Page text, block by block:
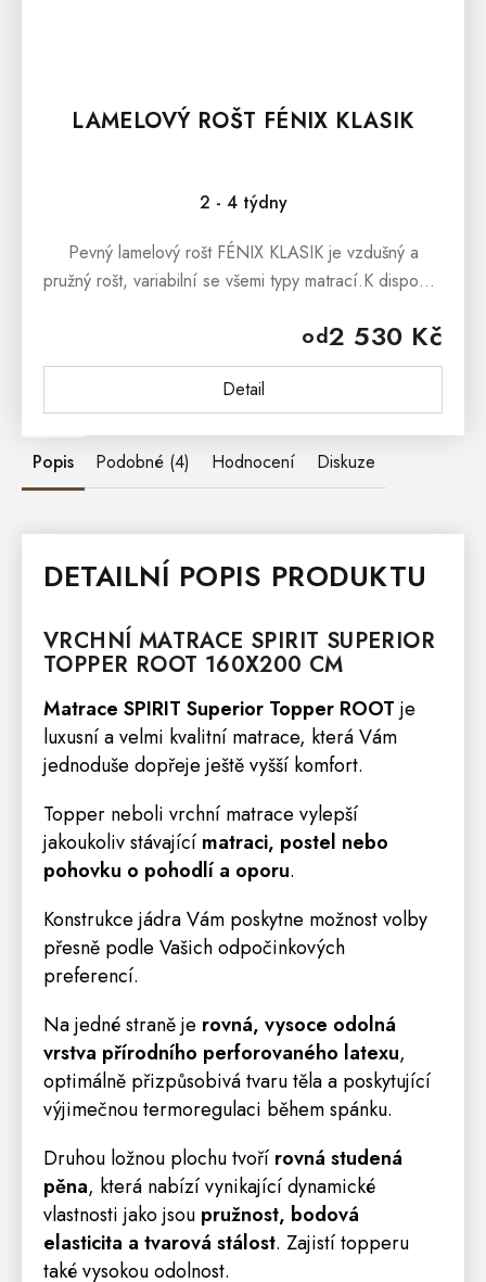
LAMELOVÝ ROŠT FÉNIX KLASIK
2 - 4 týdny
od2 530 Kč
Detail
Pevný lamelový rošt FÉNIX KLASIK je vzdušný a
pružný rošt, variabilní se všemi typy matrací.K dispozici
Popis Podobné (4) Hodnocení Diskuze
DETAILNÍ POPIS PRODUKTU
VRCHNÍ MATRACE SPIRIT SUPERIOR
TOPPER ROOT 160X200 CM
Matrace SPIRIT Superior Topper ROOT je
luxusní a velmi kvalitní matrace, která Vám
jednoduše dopřeje ještě vyšší komfort.
Topper neboli vrchní matrace vylepší
jakoukoliv stávající matraci, postel nebo
pohovku o pohodlí a oporu.
Konstrukce jádra Vám poskytne možnost volby
přesně podle Vašich odpočinkových
preferencí.
Na jedné straně je rovná, vysoce odolná
vrstva přírodního perforovaného latexu,
optimálně přizpůsobivá tvaru těla a poskytující
výjimečnou termoregulaci během spánku.
Druhou ložnou plochu tvoří rovná studená
pěna, která nabízí vynikající dynamické
vlastnosti jako jsou pružnost, bodová
elasticita a tvarová stálost. Zajistí topperu
také vysokou odolnost.